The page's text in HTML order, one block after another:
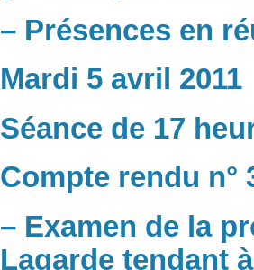
– Présences en
Mardi 5 avril 2011
Séance de 17
Compte rendu n°
– Examen de la
Lagarde tendant